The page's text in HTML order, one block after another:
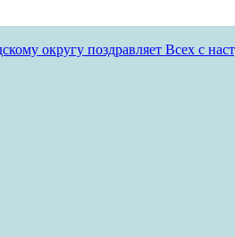
округу поздравляет Всех с